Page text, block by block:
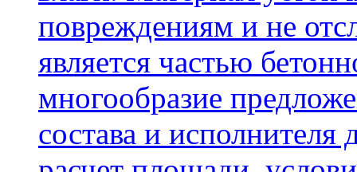
повреждениям и не
является частью
многообразие
состава и